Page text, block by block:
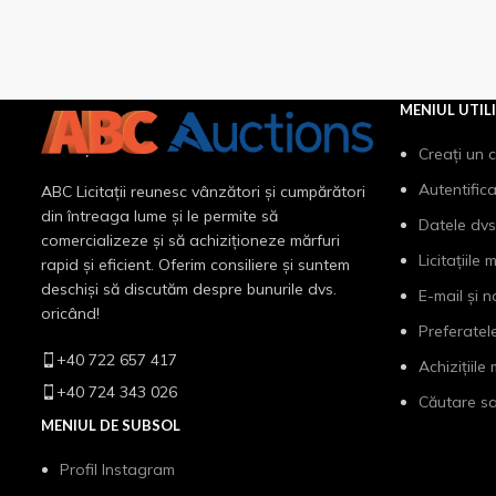
ABC Licitații reunesc vânzători și cumpărători
din întreaga lume și le permite să
comercializeze și să achiziționeze mărfuri
rapid și eficient. Oferim consiliere și suntem
deschiși să discutăm despre bunurile dvs.
oricând!
+40 722 657 417
+40 724 343 026
MENIUL DE SUBSOL
Profil Instagram
MENIUL
Creați un
Datele
Licitațiile
E-mail și
Achizițiile
Căutare